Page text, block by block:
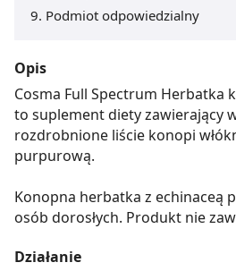
Podmiot odpowiedzialny
Opis
Cosma Full Spectrum Herbatka
to suplement diety zawierający
rozdrobnione liście konopi
purpurową.
Konopna herbatka z echinaceą
osób dorosłych. Produkt nie
Działanie